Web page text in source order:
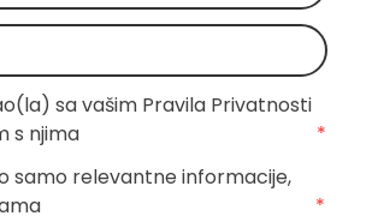
sa vašim Pravila Privatnosti
s njima
*
samo relevantne informacije,
*